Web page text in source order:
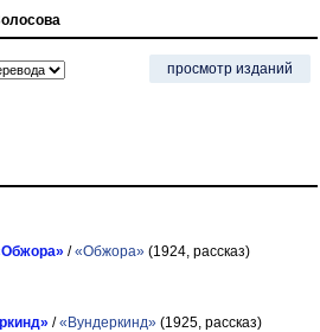
просмотр изданий
/«Обжора» (1924, рассказ)
/«Вундеркинд» (1925, рассказ)